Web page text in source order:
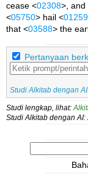
cease <02308>, and
<05750> hail <01259
that <03588> the
Pertanyaan
Studi Alkitab dengan
Studi lengkap, lihat:
Studi Alkitab dengan AI: